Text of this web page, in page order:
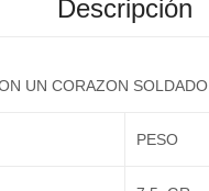
Descripción
UN CORAZON SOLDADO.
PESO